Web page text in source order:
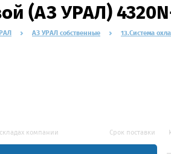
(АЗ УРАЛ)
АЗ УРАЛ собственные 13.Система
компании Срок поставки